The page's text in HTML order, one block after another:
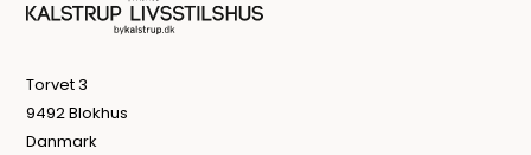
Torvet 3
9492 Blokhus
Danmark